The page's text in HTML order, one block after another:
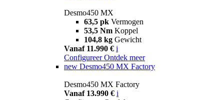
Desmo450 MX
63,5 pk Vermogen
53,5 Nm Koppel
104,8 kg Gewicht
Vanaf 11.990 € i
Configureer Ontdek meer
new Desmo450 MX Factory
Desmo450 MX Factory
Vanaf 13.990 € i